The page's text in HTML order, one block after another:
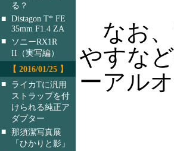
る？
■ Distagon T* FE
35mm F1.4 ZA
■
ソニーRX1R
II（実写編）
【 2016/01/25 】
■
ライカTに汎用
ストラップを付
けられる純正ア
ダプター
■ 那須潔写真展
「ひかりと影」
なお、
やすな
ーアル